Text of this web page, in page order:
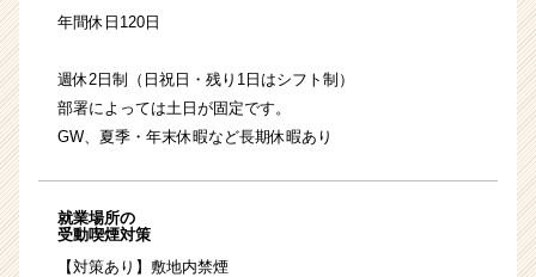
年間休日120日
週休2日制（日祝日・残り1日はシフト制）
部署によっては土日が固定です。
GW、夏季・年末休暇など長期休暇あり
就業場所の
受動喫煙対策
【対策あり】敷地内禁煙